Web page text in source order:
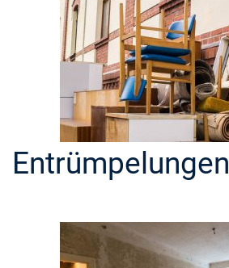
Entrümpelungen